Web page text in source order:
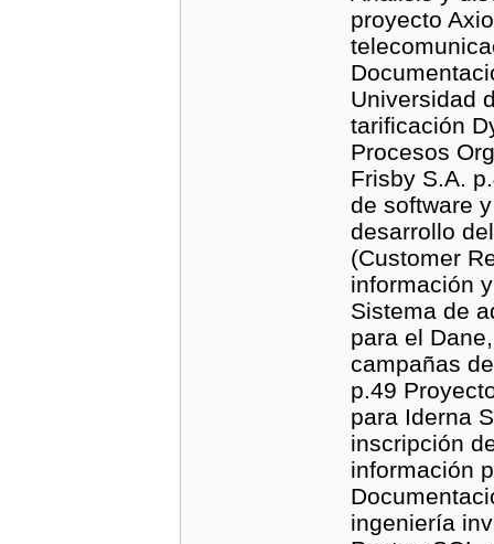
proyecto
Universidad
tarificación
Procesos
Frisby S.A.
de software
desarrollo
(Customer
información
Sistema de
para el
campañas
p.49
para Iderna
inscripción
información
ingeniería